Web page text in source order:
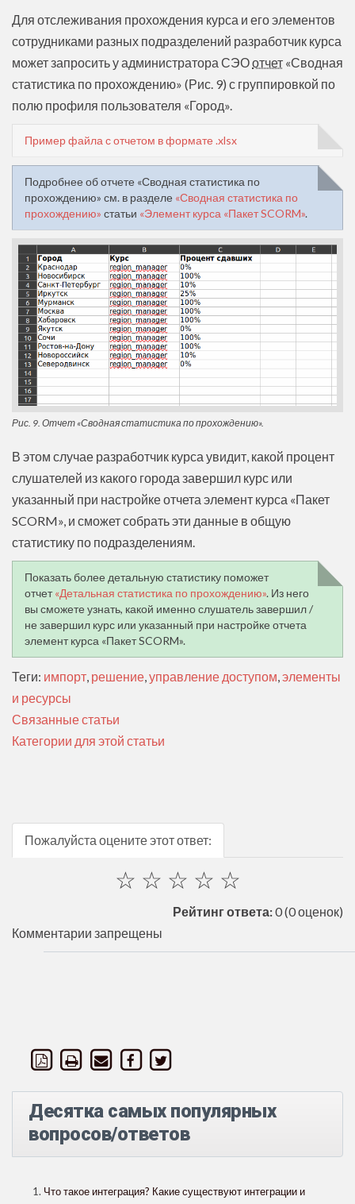
Для отслеживания прохождения курса и его элементов
сотрудниками разных подразделений разработчик курса
может запросить у администратора СЭОотчет «Сводная
статистика по прохождению» (Рис. 9) с группировкой по
полю профиля пользователя «Город».
Пример файла с отчетом в формате .xlsx
Подробнее об отчете «Сводная статистика по
прохождению» см. в разделе «Сводная статистика по
прохождению» статьи «Элемент курса «Пакет SCORM».
Рис. 9. Отчет «Сводная статистика по прохождению».
В этом случае разработчик курса увидит, какой процент
слушателей из какого города завершил курс или
указанный при настройке отчета элемент курса «Пакет
SCORM», и сможет собрать эти данные в общую
статистику по подразделениям.
Показать более детальную статистику поможет
отчет«Детальная статистика по прохождению». Из него
вы сможете узнать, какой именно слушатель завершил /
не завершил курс или указанный при настройке отчета
элемент курса «Пакет SCORM».
Теги: импорт, решение,управление доступом,элементы
и ресурсы
Связанные статьи
Категории для этой статьи
Пожалуйста оцените этот ответ:
☆
☆
☆
☆
☆
Рейтинг ответа:0(0 оценок)
Комментарии запрещены
Десятка самых популярных
вопросов/ответов
Что такое интеграция? Какие существуют интеграции и